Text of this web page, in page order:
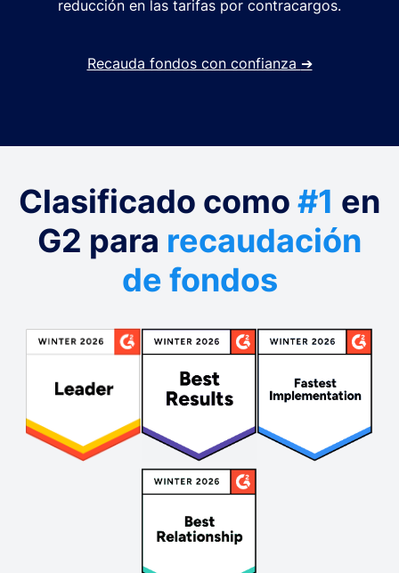
reducción en las tarifas por contracargos.
Recauda fondos con confianza ➔
Clasificado como #1 en
G2 para recaudación
de fondos